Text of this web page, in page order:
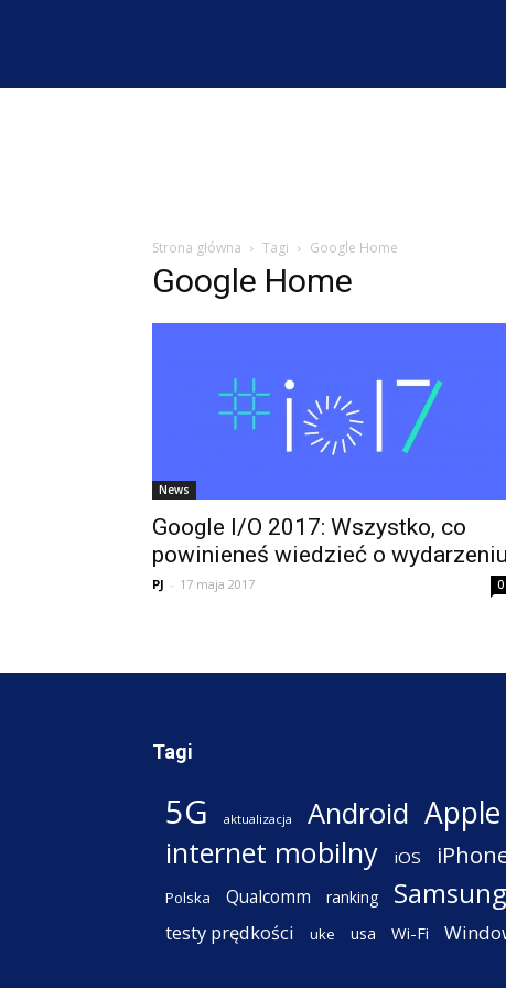
Strona główna Tagi Google Home
Google Home
News
Google I/O 2017: Wszystko, co
powinieneś wiedzieć o wydarzeniu
PJ - 17 maja 2017 0
Tagi
5G aktualizacja Android Apple
internet mobilny iOS
Polska Qualcomm ranking Samsung
testy prędkości uke usa Wi-Fi